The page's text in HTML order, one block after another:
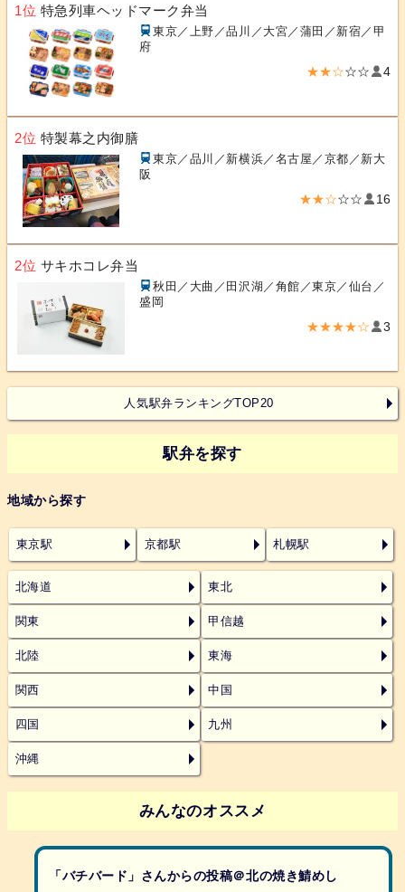
1位 特急列車ヘッドマーク弁当
東京／上野／品川／大宮／蒲田／新宿／甲
府
★★☆☆☆ 4
2位 特製幕之内御膳
東京／品川／新横浜／名古屋／京都／新大
阪
★★☆☆☆ 16
2位 サキホコレ弁当
秋田／大曲／田沢湖／角館／東京／仙台／
盛岡
★★★★☆ 3
人気駅弁ランキングTOP20
駅弁を探す
地域から探す
東京駅 京都駅 札幌駅
北海道 東北
関東 甲信越
北陸 東海
関西 中国
四国 九州
沖縄
みんなのオススメ
「バチバード」さんからの投稿＠北の焼き鯖めし